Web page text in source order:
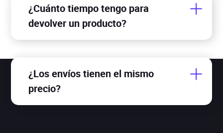
¿Cuánto tiempo tengo para
devolver un producto?
14 días desde que recibes el producto.
¿Los envíos tienen el mismo
precio?